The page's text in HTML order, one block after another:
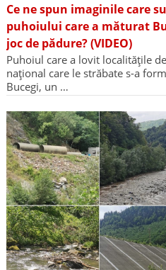
Ce ne spun imaginile care
puhoiului care a măturat
joc de pădure? (VIDEO)
Puhoiul care a lovit localitățile
național care le străbate s-a
Bucegi, un …